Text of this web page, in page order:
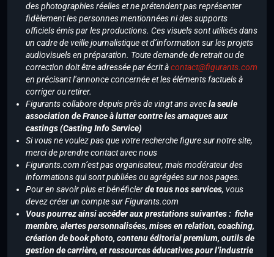
des photographies réelles et ne prétendent pas représenter
fidèlement les personnes mentionnées ni des supports
officiels émis par les productions. Ces visuels sont utilisés dans
un cadre de veille journalistique et d’information sur les projets
audiovisuels en préparation. Toute demande de retrait ou de
correction doit être adressée par écrit àcontact@figurants.com
en précisant l’annonce concernée et les éléments factuels à
corriger ou retirer.
Figurants collabore depuis près de vingt ans avecla seule
association de France à lutter contre les arnaques aux
castings (Casting Info Service)
Si vous ne voulez pas que votre recherche figure sur notre site,
merci de prendre contact avec nous
Figurants.com n’est pas organisateur, mais modérateur des
informations qui sont publiées ou agrégées sur nos pages.
Pour en savoir plus et bénéficierde tous nos services, vous
devez créer un compte sur Figurants.com
Vous pourrez ainsi accéder aux prestations suivantes : fiche
membre, alertes personnalisées, mises en relation, coaching,
création de book photo, contenu éditorial premium, outils de
gestion de carrière, et ressources éducatives pour l’industrie